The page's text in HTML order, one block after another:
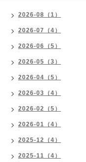
2026-08（1）
2026-07（4）
2026-06（5）
2026-05（3）
2026-04（5）
2026-03（4）
2026-02（5）
2026-01（4）
2025-12（4）
2025-11（4）